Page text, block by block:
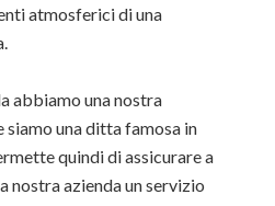
atmosferici di una
abbiamo una nostra
siamo una ditta famosa in
quindi di assicurare a
nostra azienda un servizio